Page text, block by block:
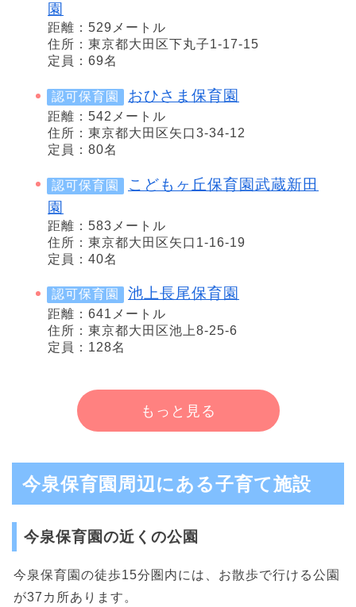
園
距離：529メートル
住所：東京都大田区下丸子1-17-15
定員：69名
認可保育園 おひさま保育園
距離：542メートル
住所：東京都大田区矢口3-34-12
定員：80名
認可保育園
こどもヶ丘保育園武蔵新田
園
距離：583メートル
住所：東京都大田区矢口1-16-19
定員：40名
認可保育園 池上長尾保育園
距離：641メートル
住所：東京都大田区池上8-25-6
定員：128名
もっと見る
今泉保育園周辺にある子育て施設
今泉保育園の近くの公園
今泉保育園の徒歩15分圏内には、お散歩で行ける公園
が37カ所あります。